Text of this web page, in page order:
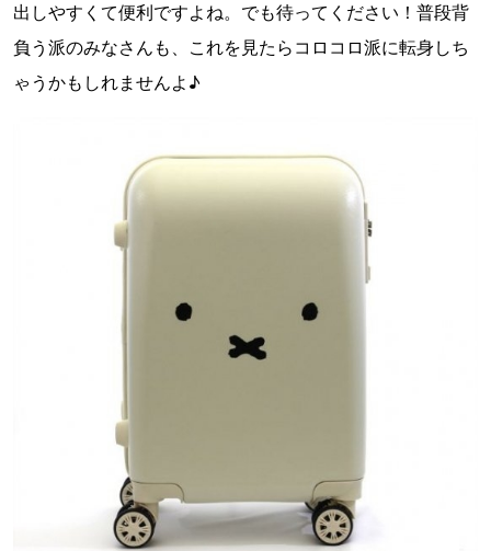
出しやすくて便利ですよね。でも待ってください！普段背
負う派のみなさんも、これを見たらコロコロ派に転身しち
ゃうかもしれませんよ♪